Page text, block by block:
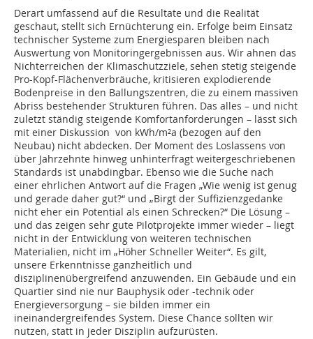
Derart umfassend auf die Resultate und die Realität
geschaut, stellt sich Ernüchterung ein. Erfolge beim Einsatz
technischer Systeme zum Energiesparen bleiben nach
Auswertung von Monitoringergebnissen aus. Wir ahnen das
Nichterreichen der Klimaschutzziele, sehen stetig steigende
Pro-Kopf-Flächenverbräuche, kritisieren explodierende
Bodenpreise in den Ballungszentren, die zu einem massiven
Abriss bestehender Strukturen führen. Das alles – und nicht
zuletzt ständig steigende Komfortanforderungen – lässt sich
mit einer Diskussion von kWh/m²a (bezogen auf den
Neubau) nicht abdecken. Der Moment des Loslassens von
über Jahrzehnte hinweg unhinterfragt weitergeschriebenen
Standards ist unabdingbar. Ebenso wie die Suche nach
einer ehrlichen Antwort auf die Fragen „Wie wenig ist genug
und gerade daher gut?“ und „Birgt der Suffizienzgedanke
nicht eher ein Potential als einen Schrecken?“ Die Lösung –
und das zeigen sehr gute Pilotprojekte immer wieder – liegt
nicht in der Entwicklung von weiteren technischen
Materialien, nicht im „Höher Schneller Weiter“. Es gilt,
unsere Erkenntnisse ganzheitlich und
disziplinenübergreifend anzuwenden. Ein Gebäude und ein
Quartier sind nie nur Bauphysik oder -technik oder
Energieversorgung – sie bilden immer ein
ineinandergreifendes System. Diese Chance sollten wir
nutzen, statt in jeder Disziplin aufzurüsten.